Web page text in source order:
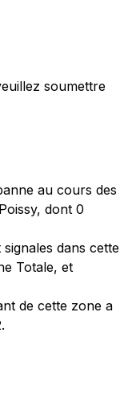
soumettre
au cours des
dont 0
dans cette
Totale, et
de cette zone a